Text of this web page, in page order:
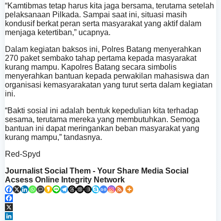
“Kamtibmas tetap harus kita jaga bersama, terutama setelah
pelaksanaan Pilkada. Sampai saat ini, situasi masih
kondusif berkat peran serta masyarakat yang aktif dalam
menjaga ketertiban,” ucapnya.
Dalam kegiatan baksos ini, Polres Batang menyerahkan
270 paket sembako tahap pertama kepada masyarakat
kurang mampu. Kapolres Batang secara simbolis
menyerahkan bantuan kepada perwakilan mahasiswa dan
organisasi kemasyarakatan yang turut serta dalam kegiatan
ini.
“Bakti sosial ini adalah bentuk kepedulian kita terhadap
sesama, terutama mereka yang membutuhkan. Semoga
bantuan ini dapat meringankan beban masyarakat yang
kurang mampu,” tandasnya.
Red-Spyd
Journalist Social Them - Your Share Media Social
Acsess Online Integrity Network